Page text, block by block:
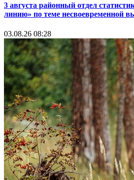
3 августа районный отдел
линию» по теме несвоевременной
03.08.26 08:28